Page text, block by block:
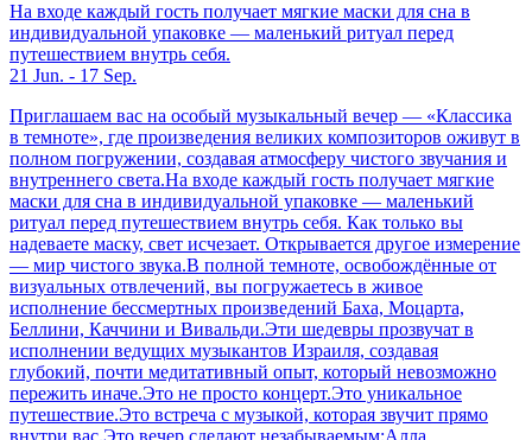
На входе каждый гость получает мягкие маски для сна в
индивидуальной упаковке — маленький ритуал перед
путешествием внутрь себя.
21 Jun. - 17 Sep.
Приглашаем вас на особый музыкальный вечер — «Классика
в темноте», где произведения великих композиторов оживут в
полном погружении, создавая атмосферу чистого звучания и
внутреннего света.На входе каждый гость получает мягкие
маски для сна в индивидуальной упаковке — маленький
ритуал перед путешествием внутрь себя. Как только вы
надеваете маску, свет исчезает. Открывается другое измерение
— мир чистого звука.В полной темноте, освобождённые от
визуальных отвлечений, вы погружаетесь в живое
исполнение бессмертных произведений Баха, Моцарта,
Беллини, Каччини и Вивальди.Эти шедевры прозвучат в
исполнении ведущих музыкантов Израиля, создавая
глубокий, почти медитативный опыт, который невозможно
пережить иначе.Это не просто концерт.Это уникальное
путешествие.Это встреча с музыкой, которая звучит прямо